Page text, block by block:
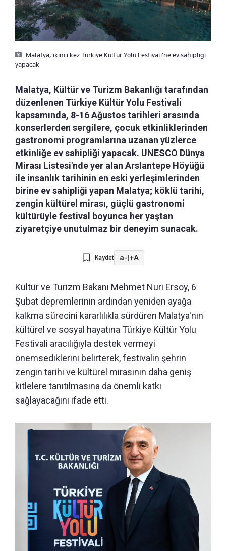
Malatya, ikinci kez Türkiye Kültür Yolu Festivali’ne ev sahipliği
yapacak
Malatya, Kültür ve Turizm Bakanlığı tarafından
düzenlenen Türkiye Kültür Yolu Festivali
kapsamında, 8-16 Ağustos tarihleri arasında
konserlerden sergilere, çocuk etkinliklerinden
gastronomi programlarına uzanan yüzlerce
etkinliğe ev sahipliği yapacak. UNESCO Dünya
Mirası Listesi'nde yer alan Arslantepe Höyüğü
ile insanlık tarihinin en eski yerleşimlerinden
birine ev sahipliği yapan Malatya; köklü tarihi,
zengin kültürel mirası, güçlü gastronomi
kültürüyle festival boyunca her yaştan
ziyaretçiye unutulmaz bir deneyim sunacak.
Kaydet a-|+A
Kültür ve Turizm Bakanı Mehmet Nuri Ersoy, 6
Şubat depremlerinin ardından yeniden ayağa
kalkma sürecini kararlılıkla sürdüren Malatya'nın
kültürel ve sosyal hayatına Türkiye Kültür Yolu
Festivali aracılığıyla destek vermeyi
önemsediklerini belirterek, festivalin şehrin
zengin tarihi ve kültürel mirasının daha geniş
kitlelere tanıtılmasına da önemli katkı
sağlayacağını ifade etti.